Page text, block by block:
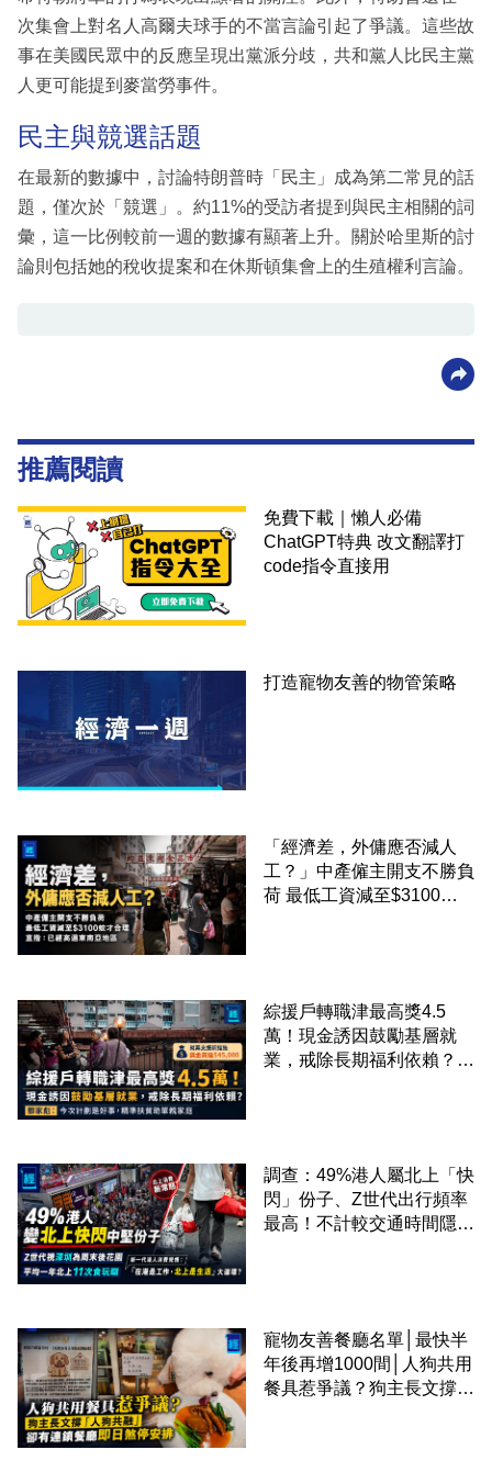
次集會上對名人高爾夫球手的不當言論引起了爭議。這些故
事在美國民眾中的反應呈現出黨派分歧，共和黨人比民主黨
人更可能提到麥當勞事件。
民主與競選話題
在最新的數據中，討論特朗普時「民主」成為第二常見的話
題，僅次於「競選」。約11%的受訪者提到與民主相關的詞
彙，這一比例較前一週的數據有顯著上升。關於哈里斯的討
論則包括她的稅收提案和在休斯頓集會上的生殖權利言論。
推薦閱讀
免費下載｜懶人必備
ChatGPT特典 改文翻譯打
code指令直接用
打造寵物友善的物管策略
「經濟差，外傭應否減人
工？」中產僱主開支不勝負
荷 最低工資減至$3100蚊
綜援戶轉職津最高獎4.5
萬！現金誘因鼓勵基層就
業，戒除長期福利依賴？鄧
調查：49%港人屬北上「快
閃」份子、Z世代出行頻率
最高！不計較交通時間隱形
寵物友善餐廳名單│最快半
年後再增1000間│人狗共用
餐具惹爭議？狗主長文撐